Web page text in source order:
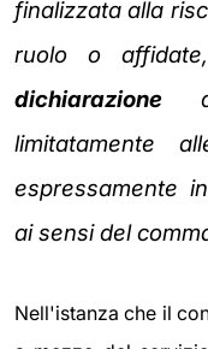
finalizzata alla
ruolo o
dichiarazione
limitatamente
espressamente
ai sensi del
Nell'istanza che il